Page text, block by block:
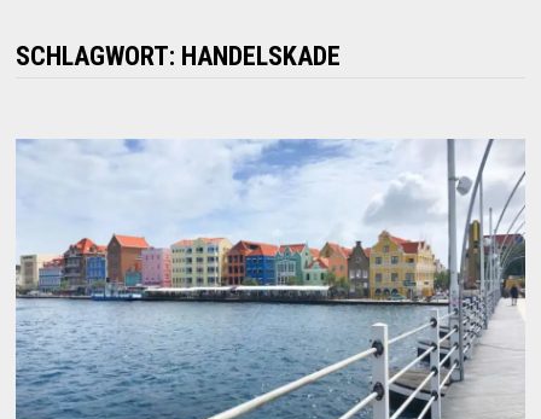
SCHLAGWORT: HANDELSKADE